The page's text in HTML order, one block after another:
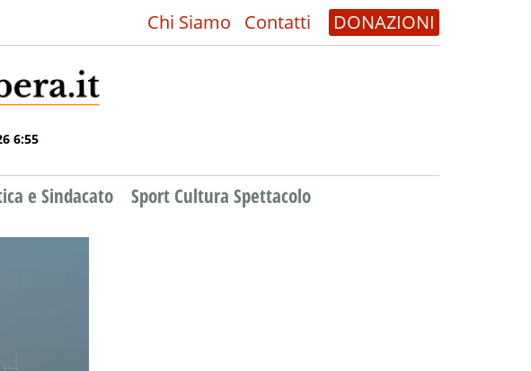
Chi Siamo Contatti DONAZIONI
6:55
e Sindacato Sport Cultura Spettacolo